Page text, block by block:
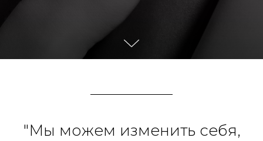
"Мы можем изменить себя,